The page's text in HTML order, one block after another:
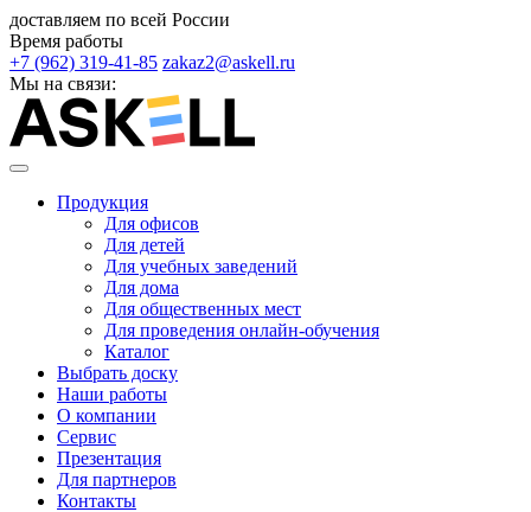
доставляем по всей России
Время работы
+7 (962) 319-41-85 zakaz2@askell.ru
Мы на связи:
Продукция
Для офисов
Для детей
Для учебных заведений
Для дома
Для общественных мест
Для проведения онлайн-обучения
Каталог
Выбрать доску
Наши работы
О компании
Сервис
Презентация
Для партнеров
Контакты